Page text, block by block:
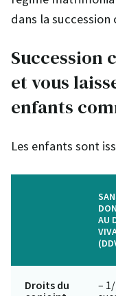
dans la
Succession
et vous
enfants
Les enfants sont
AU
Droits du
–